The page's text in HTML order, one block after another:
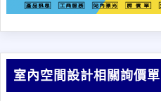
室內空間設計相關詢價單